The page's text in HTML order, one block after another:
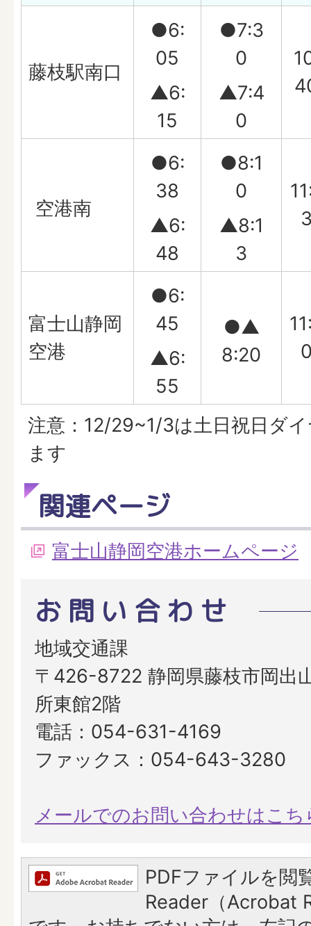
藤枝駅南口
●6:
05
▲6:
15
●7:3
0
▲7:4
0
空港南
●6:
38
▲6:
48
●8:1
0
▲8:1
3
富士山静岡
空港
●6:
45
▲6:
55
●▲
8:20
注意：12/29~1/3は土日祝日ダ
ます
関連ページ
富士山静岡空港ホームページ
お問い合わせ
地域交通課
〒426-8722 静岡県藤枝市岡出
所東館2階
電話：054-631-4169
ファックス：054-643-3280
メールでのお問い合わせはこち
PDFファイルを閲
Reader（Acrobat